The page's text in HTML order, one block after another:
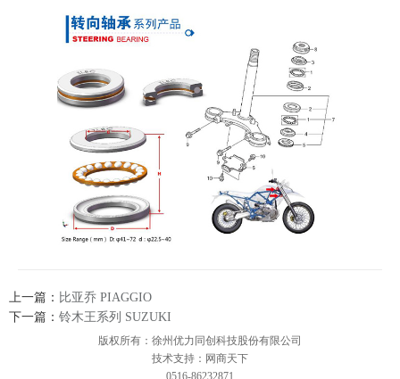
上一篇： 比亚乔 PIAGGIO
下一篇： 铃木王系列 SUZUKI
版权所有：徐州优力同创科技股份有限公司
技术支持：网商天下
0516-86232871